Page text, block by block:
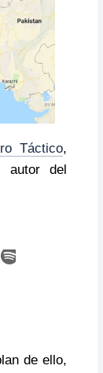
Táctico,
autor del
de ello,